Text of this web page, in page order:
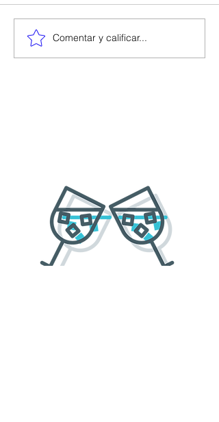
Comentar y calificar...